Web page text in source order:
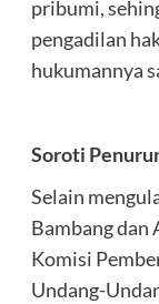
pribumi,
pengadilan
hukumannya
Soroti
Selain
Bambang dan
Komisi
Undang-